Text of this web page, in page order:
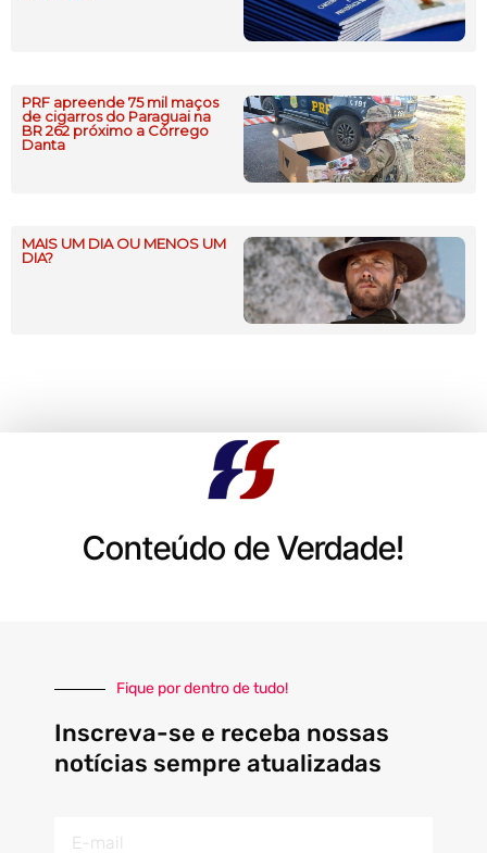
PRF apreende 75 mil maços
de cigarros do Paraguai na
BR 262 próximo a Córrego
Danta
MAIS UM DIA OU MENOS UM
DIA?
Conteúdo de Verdade!
Fique por dentro de tudo!
Inscreva-se e receba nossas
notícias sempre atualizadas